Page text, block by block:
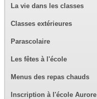
La vie dans les classes
Classes extérieures
Parascolaire
Les fêtes à l'école
Menus des repas chauds
Inscription à l'école Aurore